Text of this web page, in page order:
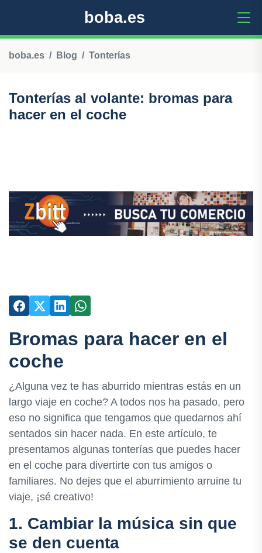
boba.es
boba.es Blog Tonterías
Tonterías al volante: bromas para
hacer en el coche
Bromas para hacer en el
coche
¿Alguna vez te has aburrido mientras estás en un
largo viaje en coche? A todos nos ha pasado, pero
eso no significa que tengamos que quedarnos ahí
sentados sin hacer nada. En este artículo, te
presentamos algunas tonterías que puedes hacer
en el coche para divertirte con tus amigos o
familiares. No dejes que el aburrimiento arruine tu
viaje, ¡sé creativo!
1. Cambiar la música sin que
se den cuenta